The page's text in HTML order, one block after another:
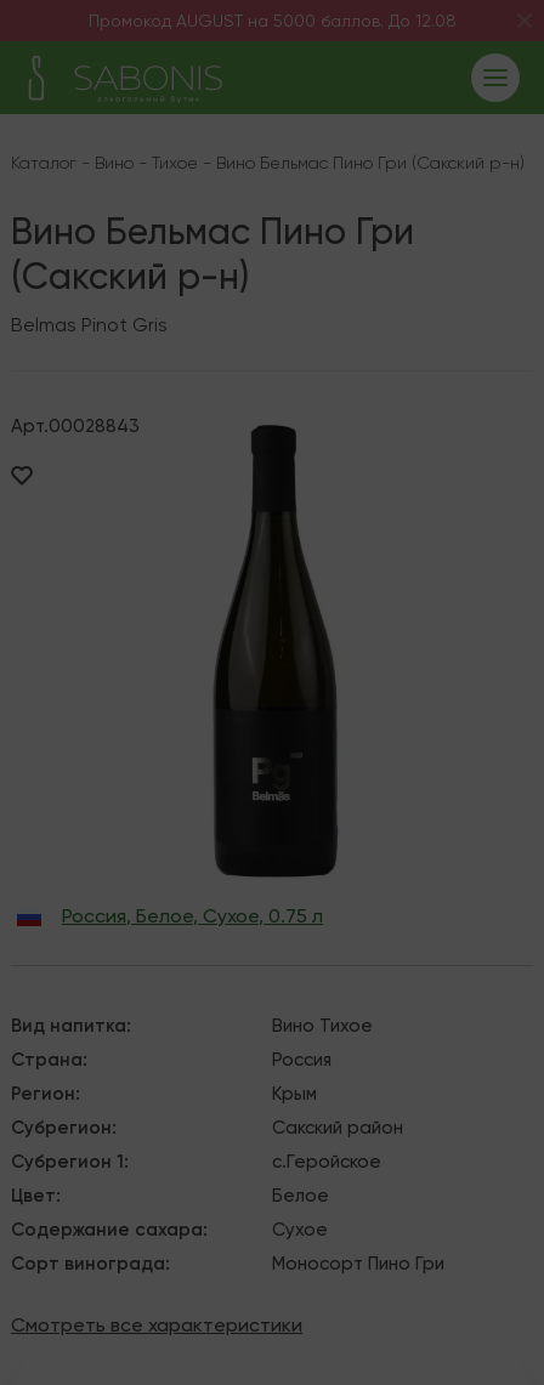
Промокод AUGUST на 5000 баллов. До 12.08
Каталог - Вино- Тихое - Вино Бельмас Пино Гри (Сакский р-н)
Вино Бельмас Пино Гри
(Сакский р-н)
Belmas Pinot Gris
Арт.00028843
Россия, Белое, Сухое, 0.75 л
Вид напитка: Вино Тихое
Страна:
Россия
Регион:
Крым
Субрегион:
Сакский район
Субрегион 1:
с.Геройское
Цвет:
Белое
Содержание сахара:
Сухое
Сорт винограда: Моносорт Пино Гри
Смотреть все характеристики